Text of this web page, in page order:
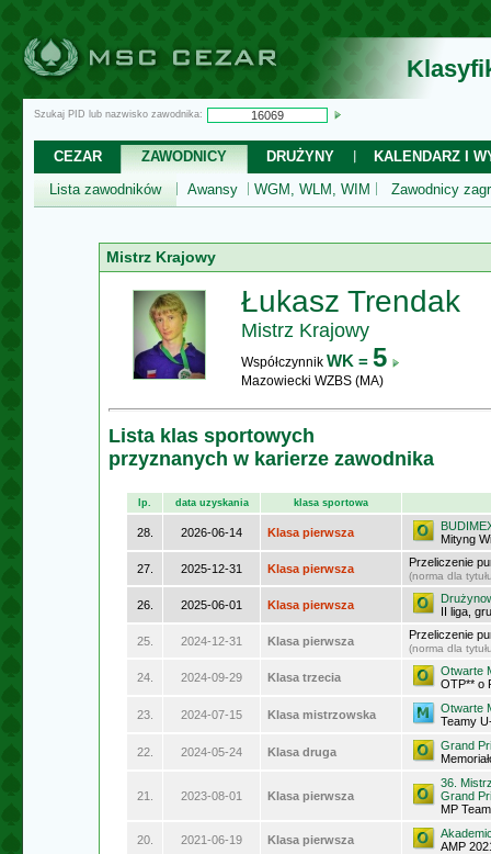
Szukaj PID lub nazwisko zawodnika:
CEZAR ZAWODNICY DRUŻYNY
KALENDARZ I
Lista zawodników
Awansy WGM, WLM, WIM Zawodnicy
Mistrz Krajowy
Łukasz Trendak
Mistrz Krajowy
Współczynnik WK = 5
Mazowiecki WZBS (MA)
Lista klas sportowych
przyznanych w karierze zawodnika
lp. data uzyskania klasa sportowa
28. 2026-06-14 Klasa pierwsza
Mityng
27. 2025-12-31 Klasa pierwsza Przeliczenie
(norma dla
26. 2025-06-01 Klasa pierwsza
II liga,
25. 2024-12-31 Klasa pierwsza Przeliczenie
(norma dla
24. 2024-09-29 Klasa trzecia
Otwarte
OTP** o
23. 2024-07-15 Klasa mistrzowska
Otwarte
Teamy
22. 2024-05-24 Klasa druga
Grand
21. 2023-08-01 Klasa pierwsza
36.
Grand
MP
20. 2021-06-19 Klasa pierwsza
AMP